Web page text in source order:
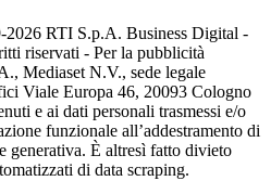
2026 RTI S.p.A. Business Digital -
riservati - Per la pubblicità
Mediaset N.V., sede legale
Viale Europa 46, 20093 Cologno
e ai dati personali trasmessi e/o
funzionale all’addestramento di
generativa. È altresì fatto divieto
di data scraping.